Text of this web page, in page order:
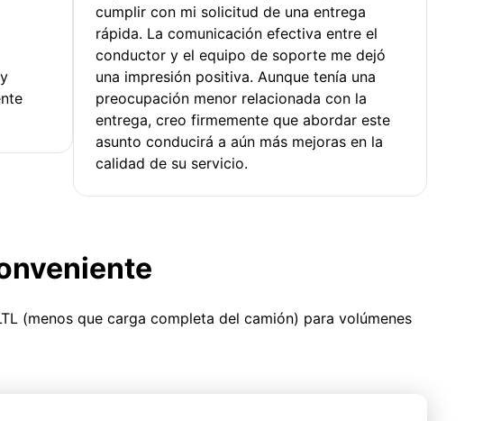
cumplir con mi solicitud de una entrega
rápida. La comunicación efectiva entre el
conductor y el equipo de soporte me dejó
una impresión positiva. Aunque tenía una
preocupación menor relacionada con la
entrega, creo firmemente que abordar este
asunto conducirá a aún más mejoras en la
calidad de su servicio.
(menos que carga completa del camión) para volúmenes